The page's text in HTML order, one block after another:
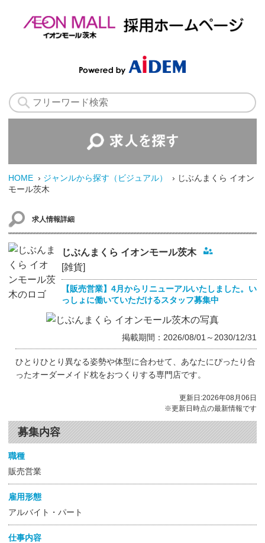
HOME › ジャンルから探す（ビジュアル）
› じぶんまくら イオン
モール茨木
求人情報詳細
じぶんまくら イオンモール茨木
[雑貨]
【販売営業】4月からリニューアルいたしました。い
っしょに働いていただけるスタッフ募集中
掲載期間：2026/08/01～2030/12/31
ひとりひとり異なる姿勢や体型に合わせて、あなたにぴったり合
ったオーダーメイド枕をおつくりする専門店です。
更新日:2026年08月06日
※更新日時点の最新情報です
募集内容
職種
販売営業
雇用形態
アルバイト・パート
仕事内容